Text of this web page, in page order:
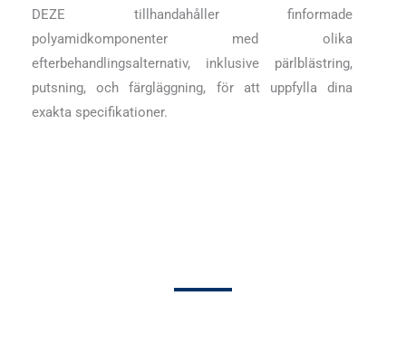
DEZE tillhandahåller finformade
polyamidkomponenter med olika
efterbehandlingsalternativ, inklusive pärlblästring,
putsning, och färgläggning, för att uppfylla dina
exakta specifikationer.